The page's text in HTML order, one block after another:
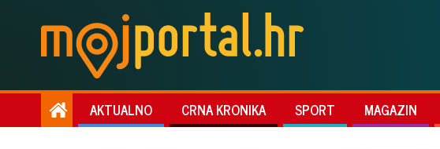
AKTUALNO CRNA KRONIKA SPORT MAGAZIN